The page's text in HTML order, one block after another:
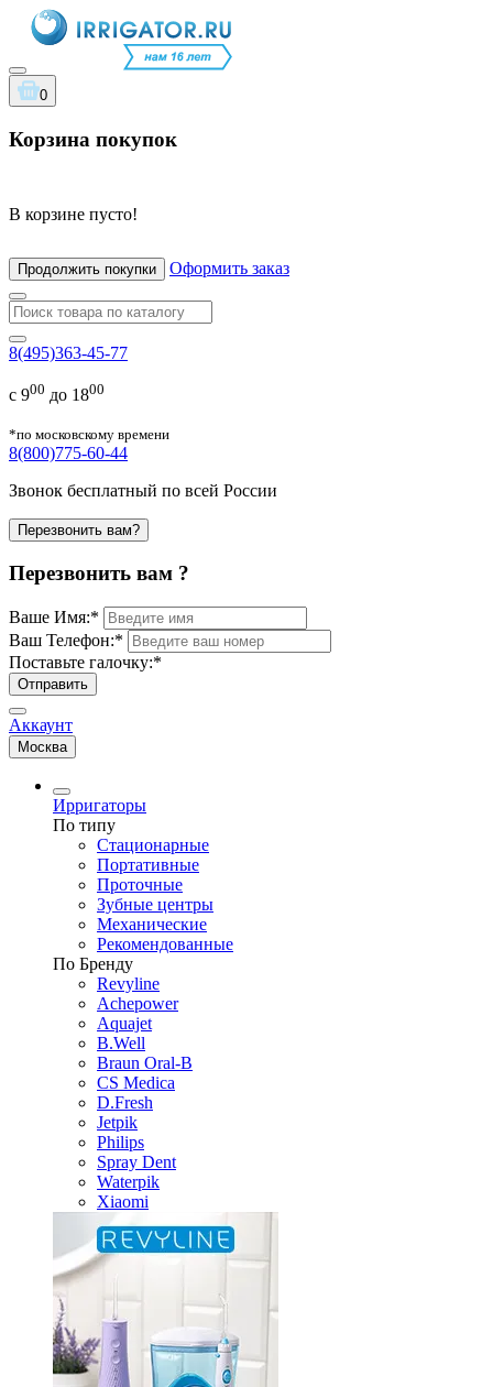
0
Корзина покупок
В корзине пусто!
Продолжить покупки Оформить заказ
8(495)363-45-77
с 900 до 1800
*по московскому времени
8(800)775-60-44
Звонок бесплатный по всей России
Перезвонить вам?
Перезвонить вам ?
Ваше Имя:*
Ваш Телефон:*
Поставьте галочку:*
Отправить
Аккаунт
Москва
Ирригаторы
По типу
Стационарные
Портативные
Проточные
Зубные центры
Механические
Рекомендованные
По Бренду
Revyline
Achepower
Aquajet
B.Well
Braun Oral-B
CS Medica
D.Fresh
Jetpik
Philips
Spray Dent
Waterpik
Xiaomi